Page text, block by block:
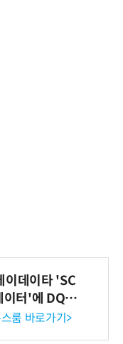
이데이타 'SC
이터'에 DQ인
여
룸 바로가기>